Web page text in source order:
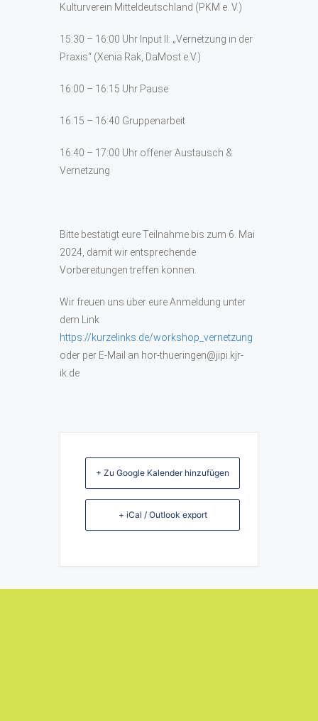
Kulturverein Mitteldeutschland (PKM e. V.)
15:30 – 16:00 Uhr Input II: „Vernetzung in der
Praxis“ (Xenia Rak, DaMost e.V.)
16:00 – 16:15 Uhr Pause
16:15 – 16:40 Gruppenarbeit
16:40 – 17:00 Uhr offener Austausch &
Vernetzung
Bitte bestätigt eure Teilnahme bis zum 6. Mai
2024, damit wir entsprechende
Vorbereitungen treffen können.
Wir freuen uns über eure Anmeldung unter
dem Link
https://kurzelinks.de/workshop_vernetzung
oder per E-Mail an hor-thueringen@jipi.kjr-
ik.de
+ Zu Google Kalender hinzufügen
+ iCal / Outlook export